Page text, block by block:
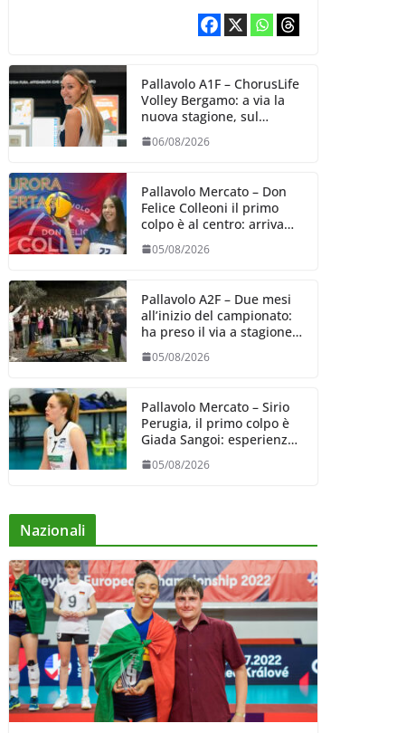
Pallavolo A1F – ChorusLife
Volley Bergamo: a via la
nuova stagione, sul
mercato si cerca la vice
Ungureanu
06/08/2026
Pallavolo Mercato – Don
Felice Colleoni il primo
colpo è al centro: arriva
Aurora Bertasi
05/08/2026
Pallavolo A2F – Due mesi
all’inizio del campionato:
ha preso il via a stagione
delle Black Angels
05/08/2026
Pallavolo Mercato – Sirio
Perugia, il primo colpo è
Giada Sangoi: esperienza
e talento in attacco
05/08/2026
Nazionali